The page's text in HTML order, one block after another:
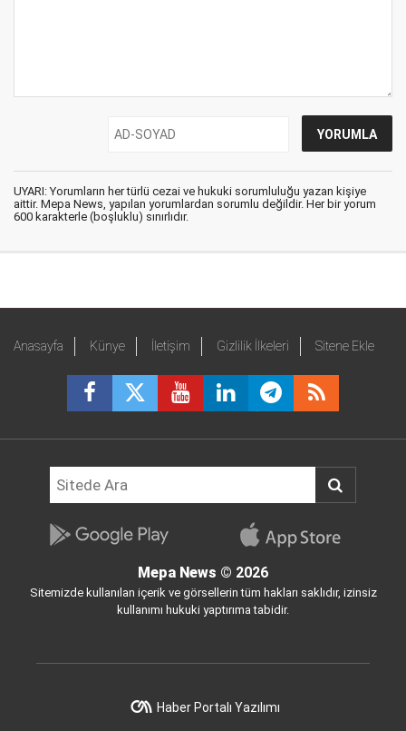
UYARI: Yorumların her türlü cezai ve hukuki sorumluluğu yazan kişiye
aittir. Mepa News, yapılan yorumlardan sorumlu değildir. Her bir yorum
600 karakterle (boşluklu) sınırlıdır.
Anasayfa Künye İletişim Gizlilik İlkeleri Sitene Ekle
Mepa News © 2026
Sitemizde kullanılan içerik ve görsellerin tüm hakları saklıdır, izinsiz
kullanımı hukuki yaptırıma tabidir.
Haber Portalı Yazılımı